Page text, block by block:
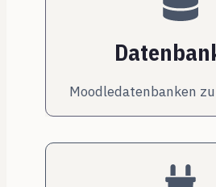
Moodledatenbanken